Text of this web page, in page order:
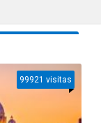
99921 visitas